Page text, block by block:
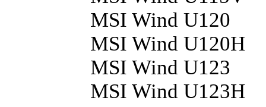
MSI Wind U120
MSI Wind U120H
MSI Wind U123
MSI Wind U123H